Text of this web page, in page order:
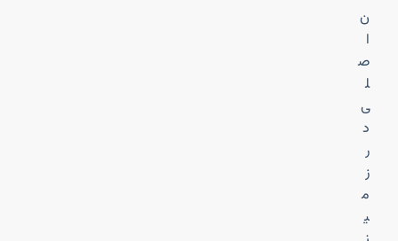
ن
ا
ص
ل
ی
د
ر
ز
م
ی